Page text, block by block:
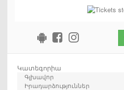
Կատեգորիա
Գլխավոր
Իրադարձություններ